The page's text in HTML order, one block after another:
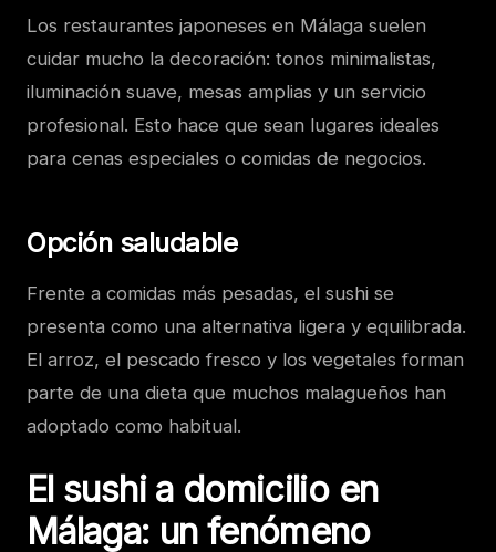
Los restaurantes japoneses en Málaga suelen
cuidar mucho la decoración: tonos minimalistas,
iluminación suave, mesas amplias y un servicio
profesional. Esto hace que sean lugares ideales
para cenas especiales o comidas de negocios.
Opción saludable
Frente a comidas más pesadas, el sushi se
presenta como una alternativa ligera y equilibrada.
El arroz, el pescado fresco y los vegetales forman
parte de una dieta que muchos malagueños han
adoptado como habitual.
El sushi a domicilio en
Málaga: un fenómeno